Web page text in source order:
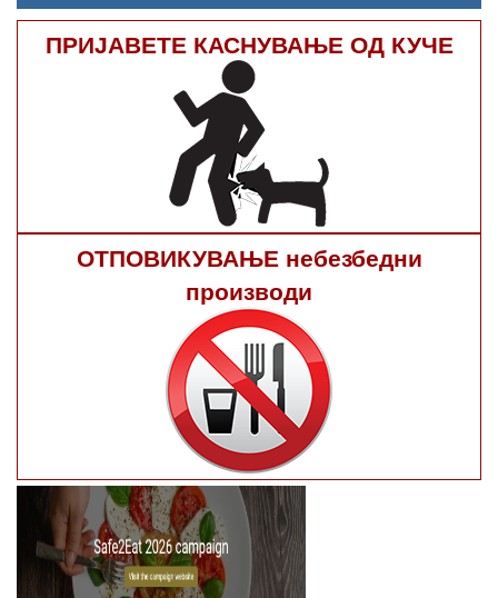
ПРИЈАВЕТЕ КАСНУВАЊЕ ОД КУЧЕ
ОТПОВИКУВАЊЕ небезбедни
производи